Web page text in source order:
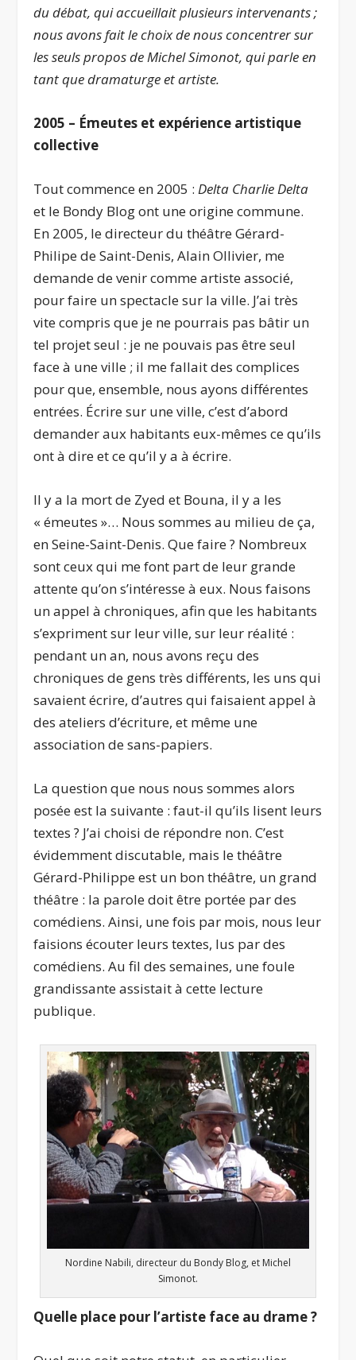
du débat, qui accueillait plusieurs intervenants ;
nous avons fait le choix de nous concentrer sur
les seuls propos de Michel Simonot, qui parle en
tant que dramaturge et artiste.
2005 – Émeutes et expérience artistique
collective
Tout commence en 2005 :Delta Charlie Delta
et le Bondy Blog ont une origine commune.
En 2005, le directeur du théâtre Gérard-
Philipe de Saint-Denis, Alain Ollivier, me
demande de venir comme artiste associé,
pour faire un spectacle sur la ville. J’ai très
vite compris que je ne pourrais pas bâtir un
tel projet seul : je ne pouvais pas être seul
face à une ville ; il me fallait des complices
pour que, ensemble, nous ayons différentes
entrées. Écrire sur une ville, c’est d’abord
demander aux habitants eux-mêmes ce qu’ils
ont à dire et ce qu’il y a à écrire.
Il y a la mort de Zyed et Bouna, il y a les
« émeutes »… Nous sommes au milieu de ça,
en Seine-Saint-Denis. Que faire ? Nombreux
sont ceux qui me font part de leur grande
attente qu’on s’intéresse à eux. Nous faisons
un appel à chroniques, afin que les habitants
s’expriment sur leur ville, sur leur réalité :
pendant un an, nous avons reçu des
chroniques de gens très différents, les uns qui
savaient écrire, d’autres qui faisaient appel à
des ateliers d’écriture, et même une
association de sans-papiers.
La question que nous nous sommes alors
posée est la suivante : faut-il qu’ils lisent leurs
textes ? J’ai choisi de répondre non. C’est
évidemment discutable, mais le théâtre
Gérard-Philippe est un bon théâtre, un grand
théâtre : la parole doit être portée par des
comédiens. Ainsi, une fois par mois, nous leur
faisions écouter leurs textes, lus par des
comédiens. Au fil des semaines, une foule
grandissante assistait à cette lecture
publique.
Nordine Nabili, directeur du Bondy Blog, et Michel
Simonot.
Quelle place pour l’artiste face au drame ?